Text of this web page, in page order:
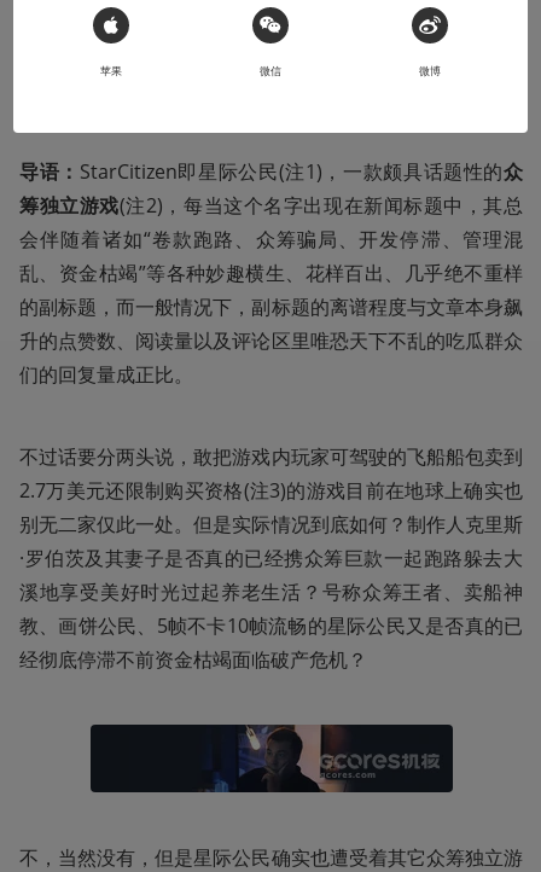
嘀咕王牛牛
导语： StarCitizen即星际公民(注1)，一款颇具话题性的众
筹独立游戏(注2)，每当这个名字出现在新闻标题中，其总
会伴随着诸如“卷款跑路、众筹骗局、开发停滞、管理混
乱、资金枯竭”等各种妙趣横生、花样百出、几乎绝不重样
的副标题，而一般情况下，副标题的离谱程度与文章本身飙
升的点赞数、阅读量以及评论区里唯恐天下不乱的吃瓜群众
们的回复量成正比。
不过话要分两头说，敢把游戏内玩家可驾驶的飞船船包卖到
2.7万美元还限制购买资格(注3)的游戏目前在地球上确实也
别无二家仅此一处。但是实际情况到底如何？制作人克里斯
·罗伯茨及其妻子是否真的已经携众筹巨款一起跑路躲去大
溪地享受美好时光过起养老生活？号称众筹王者、卖船神
教、画饼公民、5帧不卡10帧流畅的星际公民又是否真的已
经彻底停滞不前资金枯竭面临破产危机？
不，当然没有，但是星际公民确实也遭受着其它众筹独立游
 Sign in with Apple
苹果 微信 微博